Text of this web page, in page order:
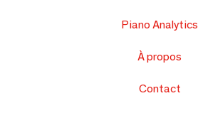
Piano Analytics
À propos
Contact